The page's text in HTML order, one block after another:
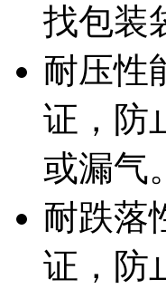
找包装
耐压性
证，防
或漏气。
耐跌落
证，防